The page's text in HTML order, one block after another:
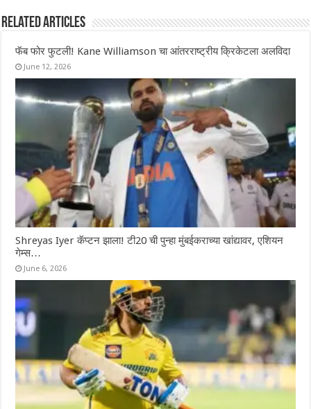
Related Articles
फॅब फोर फुटली! Kane Williamson चा आंतरराष्ट्रीय क्रिकेटला अलविदा
June 12, 2026
Shreyas Iyer कॅप्टन झाला! टी20 ची पुन्हा मुंबईकराच्या खांद्यावर, एशियन
गेम्स…
June 6, 2026